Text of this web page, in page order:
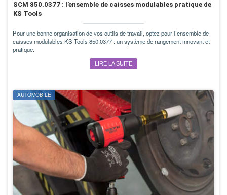
SCM 850.0377 : l’ensemble de caisses modulables pratique de
KS Tools
Pour une bonne organisation de vos outils de travail, optez pour l’ensemble de
caisses modulables KS Tools 850.0377 : un système de rangement innovant et
pratique.
LIRE LA SUITE
AUTOMOBILE